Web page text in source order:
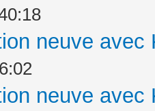
neuve avec
neuve avec